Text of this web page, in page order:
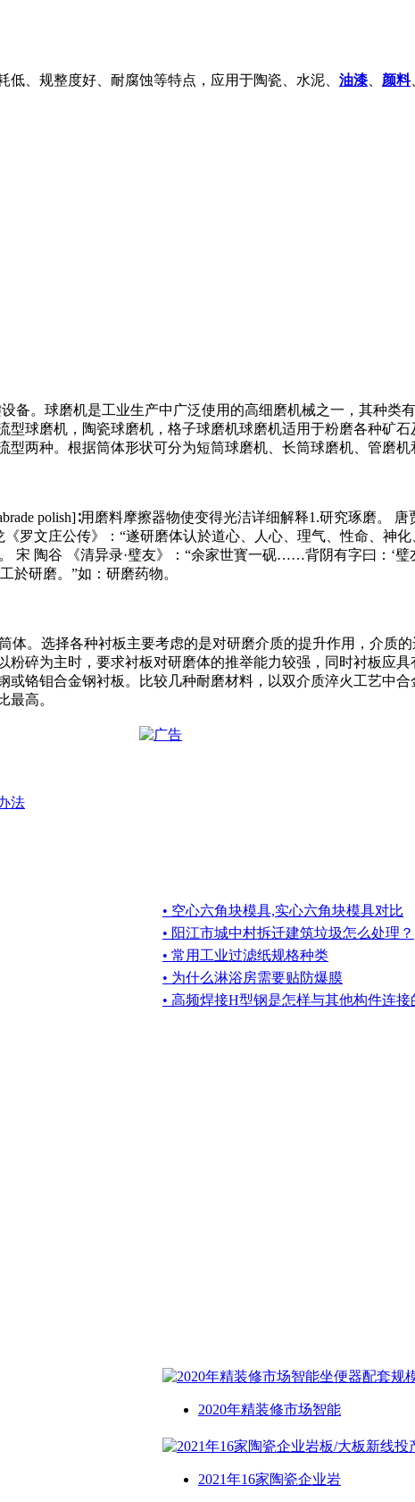
、规整度好、耐腐蚀等特点，应用于陶瓷、水泥、 油漆 颜料
备。球磨机是工业生产中广泛使用的高细磨机械之一，其种类
型球磨机，陶瓷球磨机，格子球磨机球磨机适用于粉磨各种矿
两种。根据筒体形状可分为短筒球磨机、长筒球磨机、管磨机
polish]∶用磨料摩擦器物使变得光洁详细解释1.研究琢磨。
罗文庄公传》：“遂研磨体认於道心、人心、理气、性命、神
宋 陶谷 《清异录·璧友》：“余家世寳一砚……背阴有字曰：‘
於研磨。”如：研磨药物。
体。选择各种衬板主要考虑的是对研磨介质的提升作用，介质
粉碎为主时，要求衬板对研磨体的推举能力较强，同时衬板应
铬钼合金钢衬板。比较几种耐磨材料，以双介质淬火工艺中
最高。
法
• 空心六角块模具,实心六角块模具对比
• 阳江市城中村拆迁建筑垃圾怎么处理？
• 常用工业过滤纸规格种类
• 为什么淋浴房需要贴防爆膜
• 高频焊接H型钢是怎样与其他构件连
2020年精装修市场智能
2021年16家陶瓷企业岩